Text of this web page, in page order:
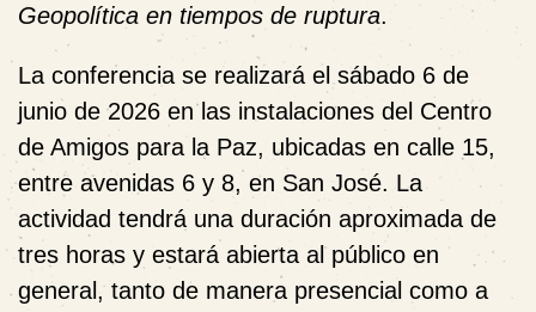
Geopolítica en tiempos de ruptura.
La conferencia se realizará el sábado 6 de
junio de 2026 en las instalaciones del Centro
de Amigos para la Paz, ubicadas en calle 15,
entre avenidas 6 y 8, en San José. La
actividad tendrá una duración aproximada de
tres horas y estará abierta al público en
general, tanto de manera presencial como a